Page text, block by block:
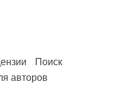
Поиск
авторов